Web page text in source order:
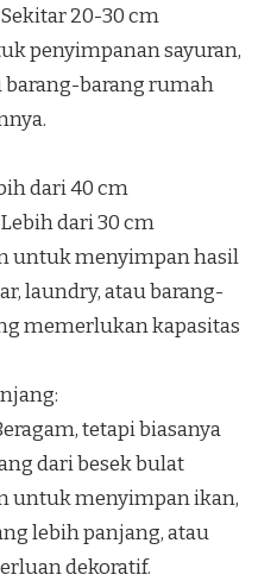
20-30 cm
penyimpanan sayuran,
barang-barang rumah
dari 40 cm
dari 30 cm
untuk menyimpan hasil
laundry, atau barang-
memerlukan kapasitas
tetapi biasanya
dari besek bulat
untuk menyimpan ikan,
lebih panjang, atau
dekoratif.